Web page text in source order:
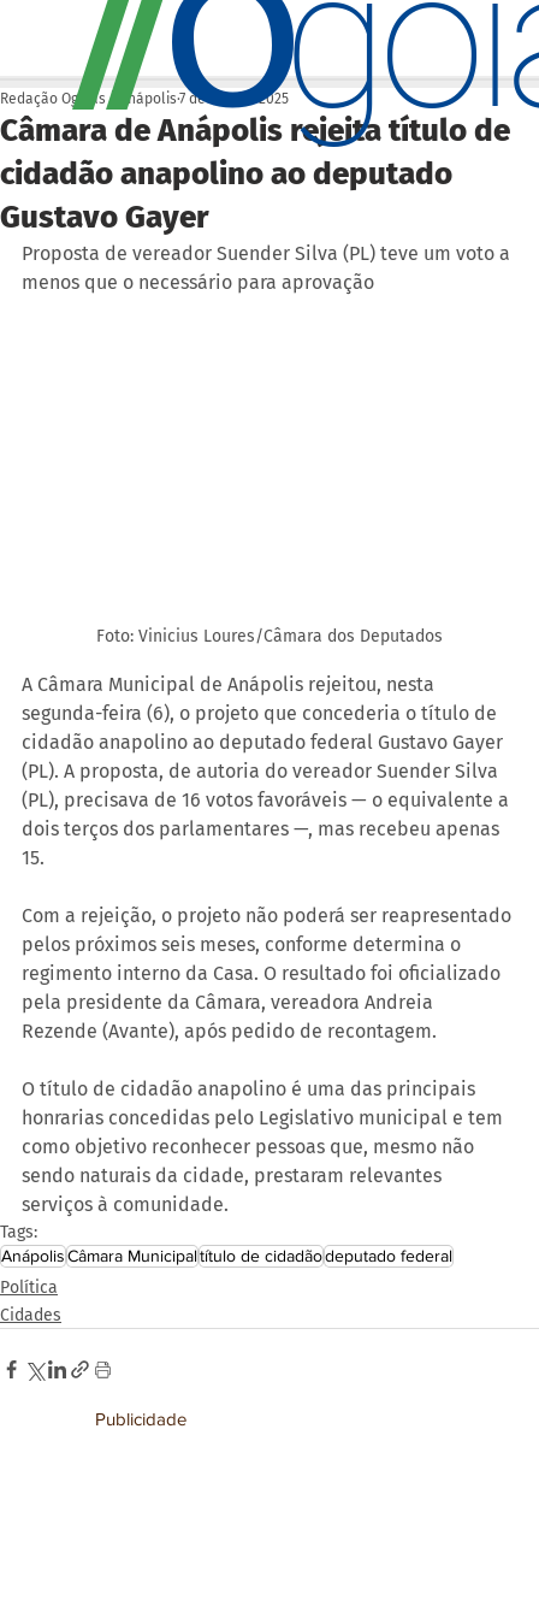
Câmara de Anápolis rejeita título de
cidadão anapolino ao deputado
Gustavo Gayer
Redação Ogoiás | Anápolis 7 de out. de 2025
Proposta de vereador Suender Silva (PL) teve um voto a
menos que o necessário para aprovação
Foto: Vinicius Loures/Câmara dos Deputados
A Câmara Municipal de Anápolis rejeitou, nesta
segunda-feira (6), o projeto que concederia o título de
cidadão anapolino ao deputado federal Gustavo Gayer
(PL). A proposta, de autoria do vereador Suender Silva
(PL), precisava de 16 votos favoráveis — o equivalente a
dois terços dos parlamentares —, mas recebeu apenas
15.
Com a rejeição, o projeto não poderá ser reapresentado
pelos próximos seis meses, conforme determina o
regimento interno da Casa. O resultado foi oficializado
pela presidente da Câmara, vereadora Andreia
Rezende (Avante), após pedido de recontagem.
O título de cidadão anapolino é uma das principais
honrarias concedidas pelo Legislativo municipal e tem
como objetivo reconhecer pessoas que, mesmo não
sendo naturais da cidade, prestaram relevantes
serviços à comunidade.
Tags:
AnápolisCâmara Municipaltítulo de cidadãodeputado federal
Política
Cidades
Publicidade